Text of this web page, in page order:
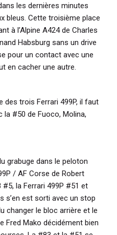
les dernières minutes
bleus. Cette troisième place
à l’Alpine A424 de Charles
Habsburg sans un drive
pour un contact avec une
en cacher une autre.
des trois Ferrari 499P, il faut
la #50 de Fuoco, Molina,
grabuge dans le peloton
/ AF Corse de Robert
la Ferrari 499P #51 et
s’en est sorti avec un stop
changer le bloc arrière et le
Fred Mako décidément bien